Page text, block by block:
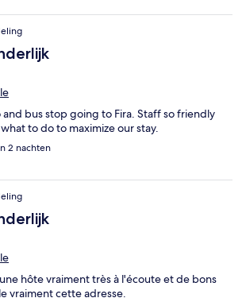
bus stop going to Fira. Staff so friendly
to do to maximize our stay.
2 nachten
hôte vraiment très à l'écoute et de bons
vraiment cette adresse.